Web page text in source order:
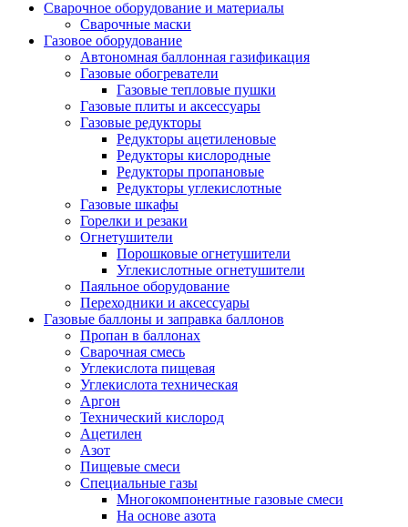
Сварочное оборудование и материалы
Сварочные маски
Газовое оборудование
Автономная баллонная газификация
Газовые обогреватели
Газовые тепловые пушки
Газовые плиты и аксессуары
Газовые редукторы
Редукторы ацетиленовые
Редукторы кислородные
Редукторы пропановые
Редукторы углекислотные
Газовые шкафы
Горелки и резаки
Огнетушители
Порошковые огнетушители
Углекислотные огнетушители
Паяльное оборудование
Переходники и аксессуары
Газовые баллоны и заправка баллонов
Пропан в баллонах
Сварочная смесь
Углекислота пищевая
Углекислота техническая
Аргон
Технический кислород
Ацетилен
Азот
Пищевые смеси
Специальные газы
Многокомпонентные газовые смеси
На основе азота